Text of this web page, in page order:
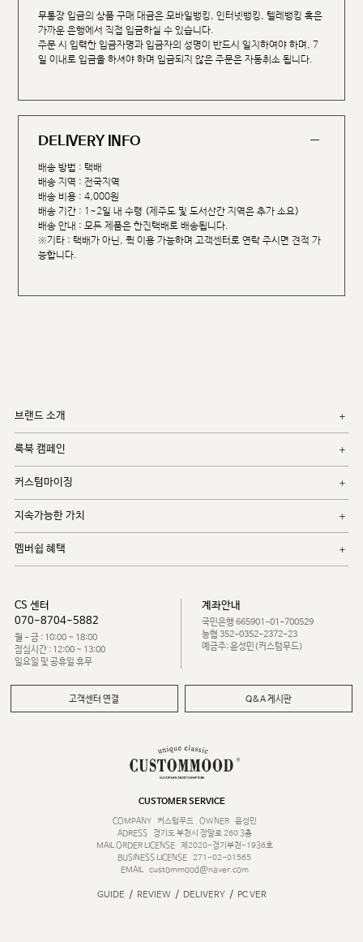
무통장 입금의 상품 구매 대금은 모바일뱅킹, 인터넷뱅킹, 텔레뱅킹 혹은
가까운 은행에서 직접 입금하실 수 있습니다.
주문 시 입력한 입금자명과 입금자의 성명이 반드시 일치하여야 하며, 7
일 이내로 입금을 하셔야 하며 입금되지 않은 주문은 자동취소 됩니다.
DELIVERY INFO
배송 방법 : 택배
배송 지역 : 전국지역
배송 비용 : 4,000원
배송 기간 : 1~2일 내 수령 (제주도 및 도서산간 지역은 추가 소요)
배송 안내 : 모든 제품은 한진택배로 배송됩니다.
※기타 : 택배가 아닌, 퀵 이용 가능하며 고객센터로 연락 주시면 견적 가
능합니다.
브랜드 소개
룩북 캠페인
커스텀마이징
지속가능한 가치
멤버쉽 혜택
CS 센터
070-8704-5882
월 - 금 : 10:00 ~ 18:00
점심시간 : 12:00 ~ 13:00
일요일 및 공휴일 휴무
계좌안내
국민은행 665901-01-700529
농협 352-0352-2372-23
예금주: 윤성민(커스텀무드)
고객센터 연결 Q&A 게시판
CUSTOMER SERVICE
COMPANY
커스텀무드 OWNER
윤성민
ADRESS
경기도 부천시 장말로 260 3층
MAIL ORDER LICENSE
제2020-경기부천-1936호
BUSINESS LICENSE 271-02-01565
EMAIL
custommood@naver.com
GUIDE / REVIEW / DELIVERY / PC VER